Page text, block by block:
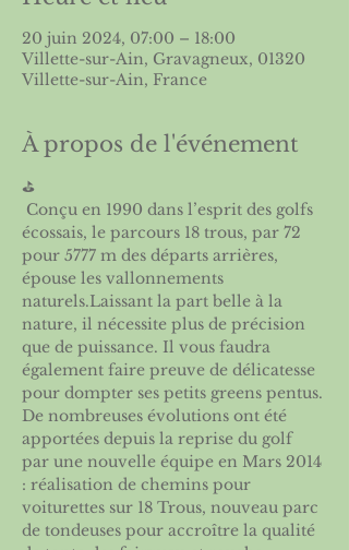
20 juin 2024, 07:00 – 18:00
Villette-sur-Ain, Gravagneux, 01320
Villette-sur-Ain, France
À propos de l'événement
⛳️
Conçu en 1990 dans l’esprit des golfs
écossais, le parcours 18 trous, par 72
pour 5777 m des départs arrières,
épouse les vallonnements
naturels.Laissant la part belle à la
nature, il nécessite plus de précision
que de puissance. Il vous faudra
également faire preuve de délicatesse
pour dompter ses petits greens pentus.
De nombreuses évolutions ont été
apportées depuis la reprise du golf
par une nouvelle équipe en Mars 2014
: réalisation de chemins pour
voiturettes sur 18 Trous, nouveau parc
de tondeuses pour accroître la qualité